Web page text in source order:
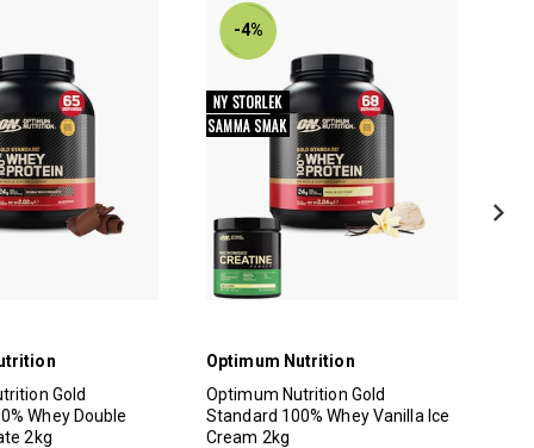
Gold
Whey Double
2kg
-4%
Optimum Nutrition
Optimum Nutrition Gold
Standard 100% Whey Vanilla Ice
Cream 2kg